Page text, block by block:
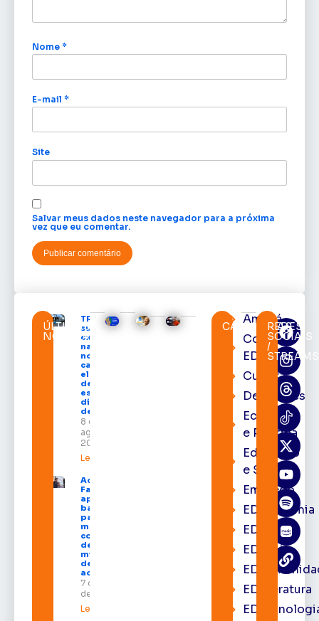
Nome *
E-mail *
Site
Salvar meus dados neste navegador para a próxima
vez que eu comentar.
ÚLTIMAS
NOTÍCIAS
TRE-AP
suspende
expediente
na sede e
nos
cartórios
eleitorais
de todo o
estado nos
dias 10 e 11
de agosto
8 de
agosto de
2026
Leia mais »
Acácio
Favacho
apresenta
balanço
parcial do
mandato
com mais
de R$ 668
milhões
destinados
ao Amapá
7 de agosto
de 2026
Leia mais »
CATEGORIAS
Amapá
Cortes
EDcast
Cultura
Destaques
Economia
e Política
Educação
e Saúde
Emprego
EDacademia
EDbrasília
EDcast
EDliteratura
REDES
SOCIAIS
/
STREAMS